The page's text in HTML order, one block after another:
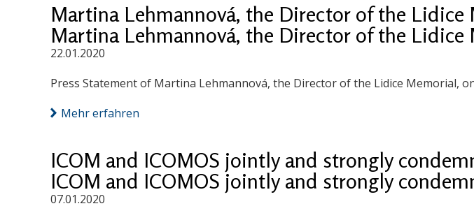
Martina Lehmannová, the Director of the
Martina Lehmannová, the Director of the
22.01.2020
Press Statement of Martina Lehmannová, the Director of the Lidice Memorial,
Mehr erfahren
ICOM and ICOMOS jointly and strongly
ICOM and ICOMOS jointly and strongly
07.01.2020